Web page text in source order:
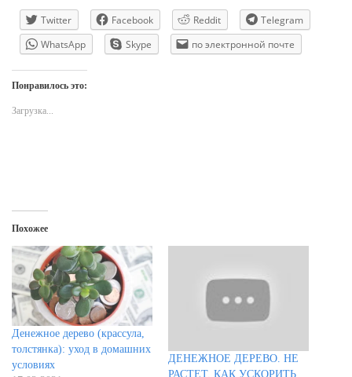
Twitter Facebook Reddit
Telegram
WhatsApp
Skype по электронной почте
Понравилось это:
Загрузка...
Похожее
Денежное дерево (крассула,
толстянка): уход в домашних
условиях
ДЕНЕЖНОЕ ДЕРЕВО. НЕ
РАСТЕТ. КАК УСКОРИТЬ